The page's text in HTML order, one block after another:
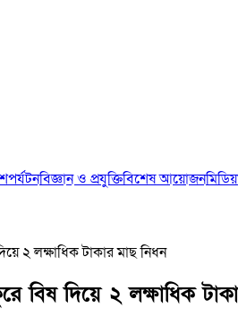
পর্যটনবিজ্ঞান ও প্রযুক্তিবিশেষ আয়োজন
২ লক্ষাধিক টাকার মাছ নিধন
বিষ দিয়ে ২ লক্ষাধিক